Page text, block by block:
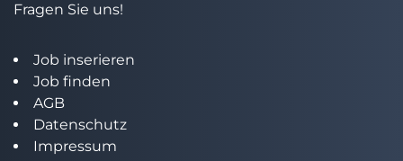
Fragen Sie uns!
Job inserieren
Job finden
AGB
Datenschutz
Impressum